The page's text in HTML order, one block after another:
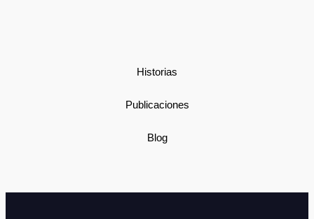
Historias
Publicaciones
Blog